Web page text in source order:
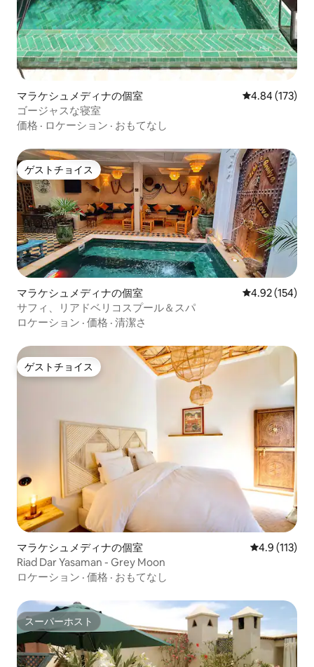
マラケシュメディナの個室 レビュー173
4.84 (173)
ゴージャスな寝室
価格 · ロケーション · おもてなし
ゲストチョイス
ゲストチョイス
マラケシュメディナの個室 レビュー154
4.92 (154)
サフィ、リアドベリコスプール＆スパ
ロケーション · 価格 · 清潔さ
ゲストチョイス
ゲストチョイス
マラケシュメディナの個室 レビュー113
4.9 (113)
Riad Dar Yasaman - Grey Moon
ロケーション · 価格 · おもてなし
スーパーホスト
スーパーホスト